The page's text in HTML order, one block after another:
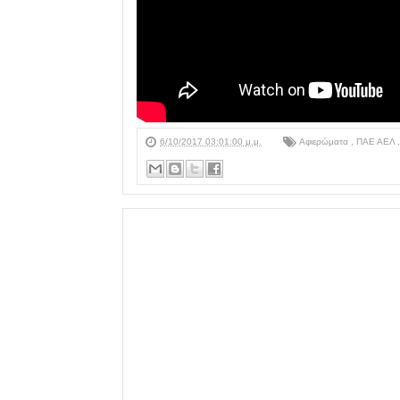
6/10/2017 03:01:00 μ.μ. Αφιερώματα ΠΑΕ ΑΕΛ